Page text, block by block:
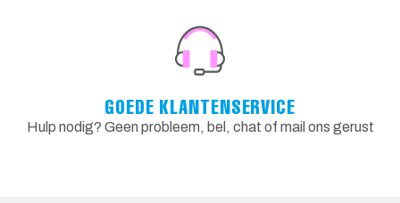
GOEDE KLANTENSERVICE
Hulp nodig? Geen probleem, bel, chat of mail ons gerust